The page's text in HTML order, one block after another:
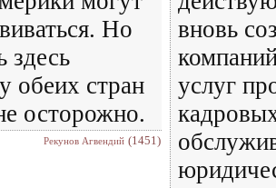
Но
здесь
обеих стран
осторожно.
Рекунов Агвендий (1451)
вновь
услуг